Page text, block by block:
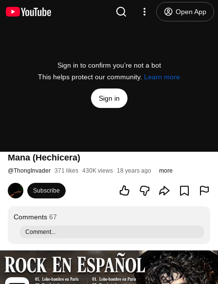
Open App
Sign in to confirm you’re not a bot
This helps protect our community. Learn more
Sign in
Mana (Hechicera)
@ThongInvader 371 likes 430K views 18 years ago more
Subscribe
Comments 67
Comment...